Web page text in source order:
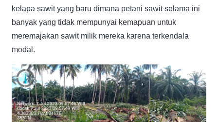
kelapa sawit yang baru dimana petani sawit selama ini
banyak yang tidak mempunyai kemapuan untuk
meremajakan sawit milik mereka karena terkendala
modal.